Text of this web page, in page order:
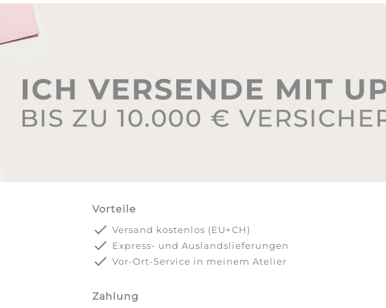
Vorteile
done Versand kostenlos (EU+CH)
done Express- und Auslandslieferungen
done Vor-Ort-Service in meinem Atelier
Zahlung